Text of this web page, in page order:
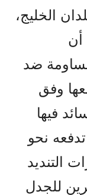
الخليج،
أن
ضد
وفق
فيها
نحو
التنديد
للجدل